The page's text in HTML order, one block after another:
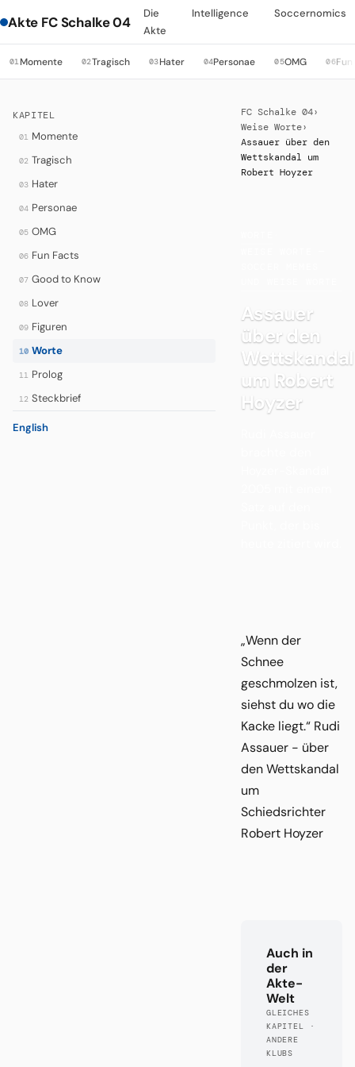
Akte FC Schalke 04
Die
Akte
Intelligence Soccernomics
01Momente 02Tragisch 03Hater 04Personae 05OMG 06
KAPITEL
01 Momente
02 Tragisch
03 Hater
04 Personae
05 OMG
06 Fun Facts
07 Good to Know
08 Lover
09 Figuren
10 Worte
11 Prolog
12 Steckbrief
English
FC Schalke 04›
Weise Worte›
Assauer über den
Wettskandal um
Robert Hoyzer
Assauer
über den
Wettskandal
um Robert
Hoyzer
„Wenn der
Schnee
geschmolzen ist,
siehst du wo die
Kacke liegt.“ Rudi
Assauer - über
den Wettskandal
um
Schiedsrichter
Robert Hoyzer
Auch in
der
Akte-
Welt
GLEICHES
KAPITEL ·
ANDERE
KLUBS